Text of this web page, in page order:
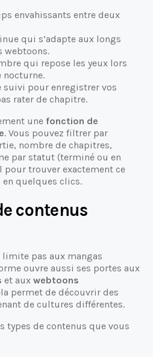
envahissants entre deux
qui s’adapte aux longs
webtoons.
qui repose les yeux lors
nocturne.
suivi pour enregistrer vos
rater de chapitre.
une fonction de
. Vous pouvez filtrer par
nombre de chapitres,
par statut (terminé ou en
pour trouver exactement ce
en quelques clics.
contenus
limite pas aux mangas
ouvre aussi ses portes aux
et aux webtoons
permet de découvrir des
de cultures différentes.
types de contenus que vous